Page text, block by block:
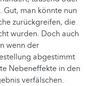
Gut, man könnte nun
zurückgreifen, die
wurden. Doch auch
wenn der
abgestimmt
Nebeneffekte in den
verfälschen.